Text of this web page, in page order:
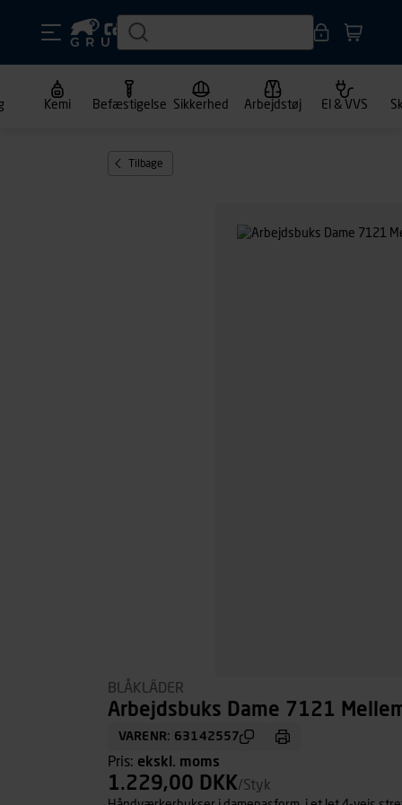
Kemi Befæstigelse Sikkerhed Arbejdstøj El & VVS
Tilbage
BLÅKLÄDER
Arbejdsbuks Dame 7121
VARENR: 63142557
Pris: ekskl. moms
1.229,00 DKK/Styk